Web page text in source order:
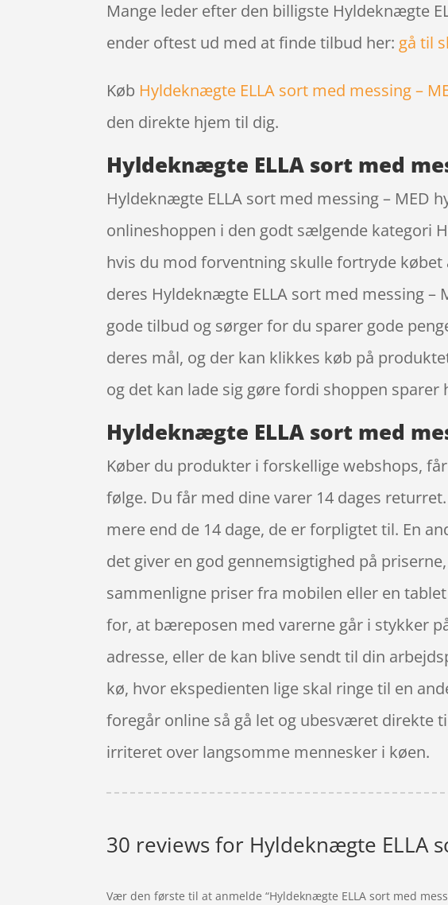
Mange leder efter den billigste Hyldeknægte
ender oftest ud med at finde tilbud her:gå til
Køb Hyldeknægte ELLA sort med messing –
den direkte hjem til dig.
Hyldeknægte ELLA sort med
Hyldeknægte ELLA sort med messing – MED
onlineshoppen i den godt sælgende kategori
hvis du mod forventning skulle fortryde
deres Hyldeknægte ELLA sort med messing –
gode tilbud og sørger for du sparer gode
deres mål, og der kan klikkes køb på
og det kan lade sig gøre fordi shoppen
Hyldeknægte ELLA sort med
Køber du produkter i forskellige webshops,
følge. Du får med dine varer 14 dages
mere end de 14 dage, de er forpligtet til. En
det giver en god gennemsigtighed på
sammenligne priser fra mobilen eller en
for, at bæreposen med varerne går i stykker
adresse, eller de kan blive sendt til din
kø, hvor ekspedienten lige skal ringe til en
foregår online så gå let og ubesværet direkte
irriteret over langsomme mennesker i køen.
30 reviews for Hyldeknægte ELLA
Vær den første til at anmelde “Hyldeknægte ELLA sort med